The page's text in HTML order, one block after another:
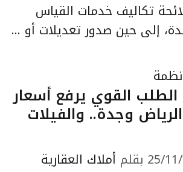
تكاليف خدمات القياس
إلى حين صدور تعديلات أو …
القوي يرفع أسعار
وجدة.. والفيلات
25/ بقلم أملاك العقارية